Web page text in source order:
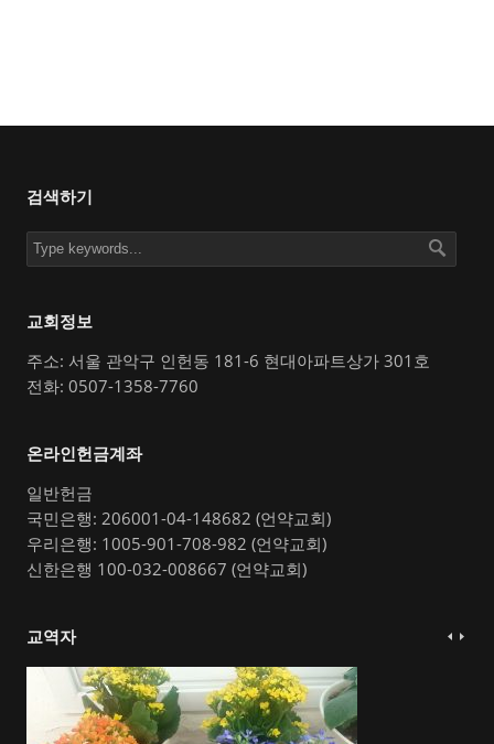
검색하기
교회정보
주소: 서울 관악구 인헌동 181-6 현대아파트상가 301호
전화: 0507-1358-7760
온라인헌금계좌
일반헌금
국민은행: 206001-04-148682 (언약교회)
우리은행: 1005-901-708-982 (언약교회)
신한은행 100-032-008667 (언약교회)
교역자